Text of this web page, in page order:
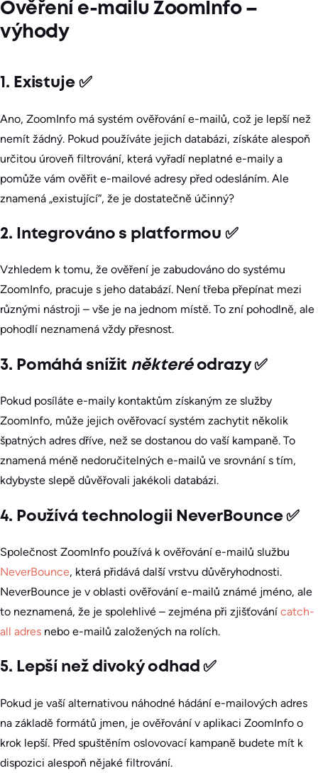
Ověření e-mailu ZoomInfo –
výhody
1. Existuje ✅
Ano, ZoomInfo má systém ověřování e-mailů, což je lepší než
nemít žádný. Pokud používáte jejich databázi, získáte alespoň
určitou úroveň filtrování, která vyřadí neplatné e-maily a
pomůže vám ověřit e-mailové adresy před odesláním. Ale
znamená „existující“, že je dostatečně účinný?
2. Integrováno s platformou ✅
Vzhledem k tomu, že ověření je zabudováno do systému
ZoomInfo, pracuje s jeho databází. Není třeba přepínat mezi
různými nástroji – vše je na jednom místě. To zní pohodlně, ale
pohodlí neznamená vždy přesnost.
3. Pomáhá snížit některéodrazy ✅
Pokud posíláte e-maily kontaktům získaným ze služby
ZoomInfo, může jejich ověřovací systém zachytit několik
špatných adres dříve, než se dostanou do vaší kampaně. To
znamená méně nedoručitelných e-mailů ve srovnání s tím,
kdybyste slepě důvěřovali jakékoli databázi.
4. Používá technologii NeverBounce ✅
Společnost ZoomInfo používá k ověřování e-mailů službu
NeverBounce, která přidává další vrstvu důvěryhodnosti.
NeverBounce je v oblasti ověřování e-mailů známé jméno, ale
to neznamená, že je spolehlivé – zejména při zjišťování catch-
all adres nebo e-mailů založených na rolích.
5. Lepší než divoký odhad ✅
Pokud je vaší alternativou náhodné hádání e-mailových adres
na základě formátů jmen, je ověřování v aplikaci ZoomInfo o
krok lepší. Před spuštěním oslovovací kampaně budete mít k
dispozici alespoň nějaké filtrování.